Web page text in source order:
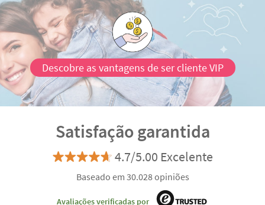
Descobre as vantagens de ser cliente VIP
Satisfação garantida
4.7/5.00 Excelente
Baseado em 30.028 opiniões
Avaliações verificadas por